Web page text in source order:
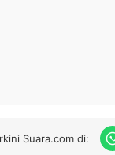
Suara.com di: